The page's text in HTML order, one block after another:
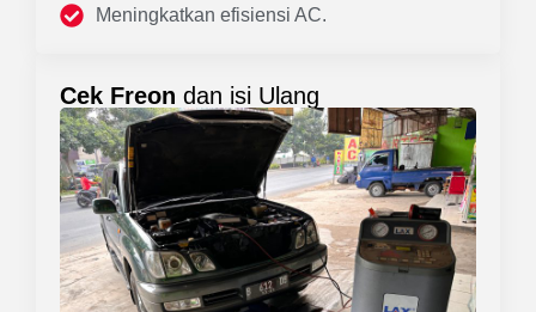
Meningkatkan efisiensi AC.
Cek Freon dan isi Ulang